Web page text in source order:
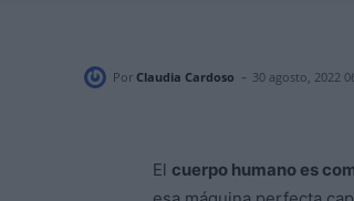
Por Claudia Cardoso - 30 agosto, 2022
El cuerpo humano es